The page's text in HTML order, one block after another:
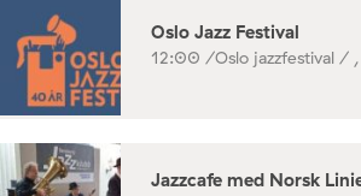
Oslo Jazz Festival
12:00 /Oslo jazzfestival / ,
Jazzcafe med Norsk